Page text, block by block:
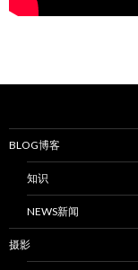
BLOG博客
知识
NEWS新闻
摄影